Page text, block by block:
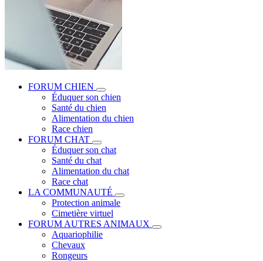
FORUM CHIEN
Éduquer son chien
Santé du chien
Alimentation du chien
Race chien
FORUM CHAT
Éduquer son chat
Santé du chat
Alimentation du chat
Race chat
LA COMMUNAUTÉ
Protection animale
Cimetière virtuel
FORUM AUTRES ANIMAUX
Aquariophilie
Chevaux
Rongeurs